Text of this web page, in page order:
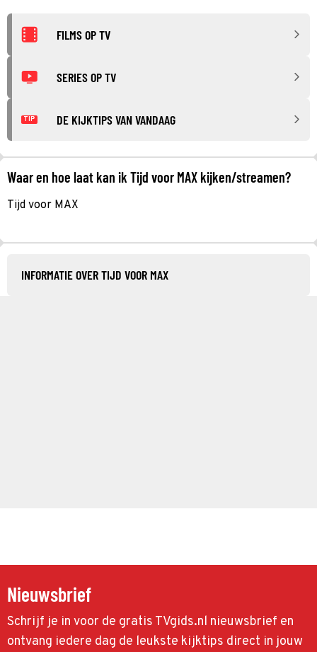
FILMS OP TV
SERIES OP TV
TIP DE KIJKTIPS VAN VANDAAG
Waar en hoe laat kan ik Tijd voor MAX kijken/streamen?
Tijd voor MAX
INFORMATIE OVER TIJD VOOR MAX
Nieuwsbrief
Schrijf je in voor de gratis TVgids.nl nieuwsbrief en
ontvang iedere dag de leukste kijktips direct in jouw